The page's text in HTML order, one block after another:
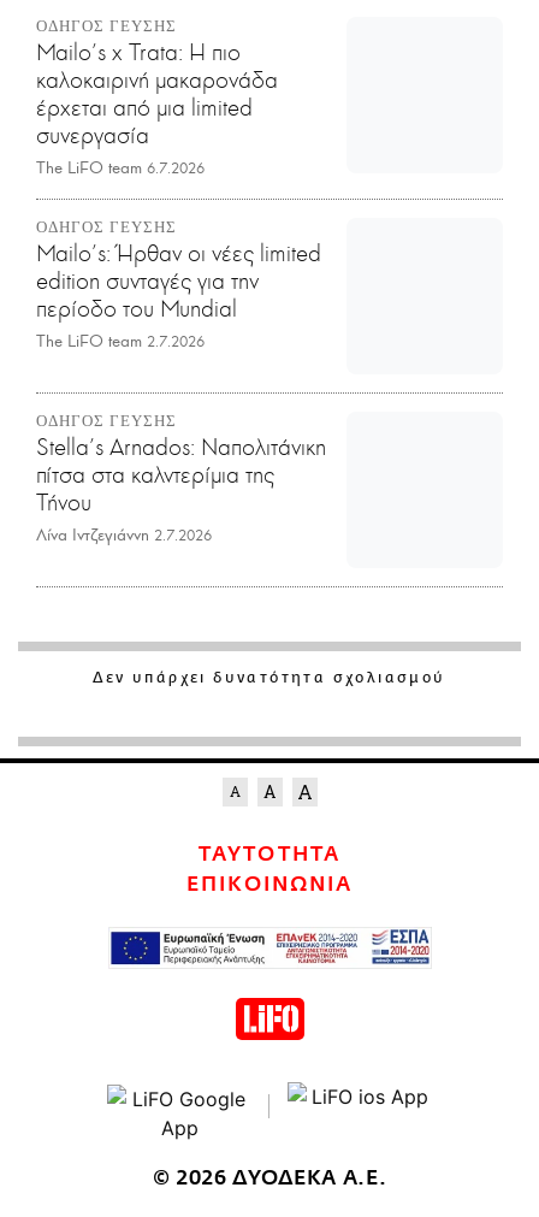
ΟΔΗΓΟΣ ΓΕΥΣΗΣ
Mailo’s x Trata: Η πιο
καλοκαιρινή μακαρονάδα
έρχεται από μια limited
συνεργασία
The LiFO team 6.7.2026
ΟΔΗΓΟΣ ΓΕΥΣΗΣ
Mailo’s: Ήρθαν οι νέες limited
edition συνταγές για την
περίοδο του Mundial
The LiFO team 2.7.2026
ΟΔΗΓΟΣ ΓΕΥΣΗΣ
Stella's Arnados: Ναπολιτάνικη
πίτσα στα καλντερίμια της
Τήνου
Λίνα Ιντζεγιάννη 2.7.2026
Δεν υπάρχει δυνατότητα σχολιασμού
ΤΑΥΤΟΤΗΤΑ
ΕΠΙΚΟΙΝΩΝΙΑ
© 2026 ΔΥΟΔΕΚΑ Α.Ε.